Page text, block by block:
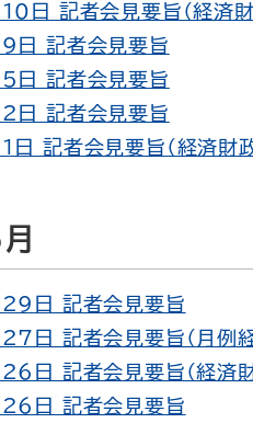
日 記者会見要旨（経済財
記者会見要旨
記者会見要旨
記者会見要旨
記者会見要旨（経済財政
日 記者会見要旨
日 記者会見要旨（月例経
日 記者会見要旨（経済財
日 記者会見要旨